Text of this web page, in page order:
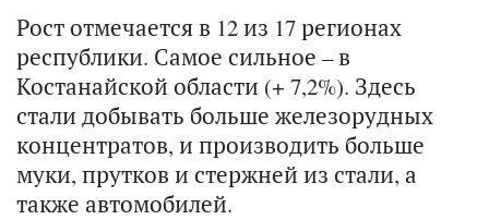
Рост отмечается в 12 из 17 регионах
республики. Самое сильное – в
Костанайской области (+ 7,2%). Здесь
стали добывать больше железорудных
концентратов, и производить больше
муки, прутков и стержней из стали, а
также автомобилей.